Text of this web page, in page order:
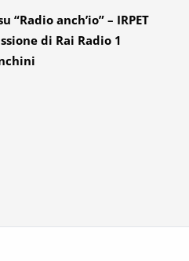
“Radio anch’io” – IRPET
di Rai Radio 1
anch’io” – IRPET interviene nella